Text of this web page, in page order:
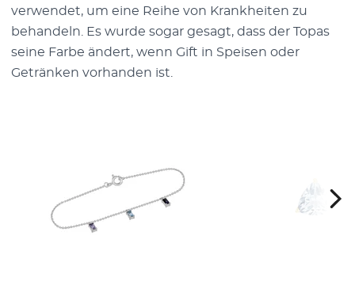
verwendet, um eine Reihe von Krankheiten zu
behandeln. Es wurde sogar gesagt, dass der Topas
seine Farbe ändert, wenn Gift in Speisen oder
Getränken vorhanden ist.